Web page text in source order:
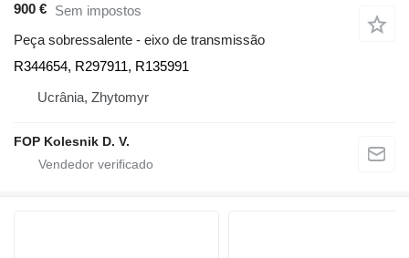
900 € Sem impostos
Peça sobressalente - eixo de transmissão
R344654, R297911, R135991
Ucrânia, Zhytomyr
FOP Kolesnik D. V.